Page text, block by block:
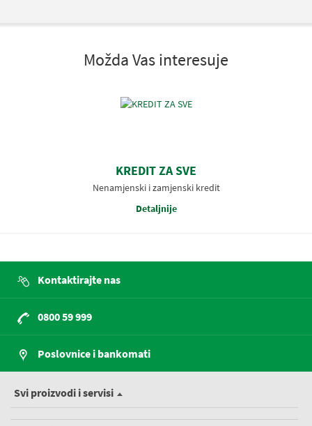
Možda Vas interesuje
KREDIT ZA SVE
Nenamjenski i zamjenski kredit
Detaljnije
Kontaktirajte nas
0800 59 999
Poslovnice i bankomati
Svi proizvodi i servisi